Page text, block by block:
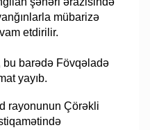
mübarizə
etdirilir.
bu barədə Fövqəladə
yayıb.
rayonunun Çörəkli